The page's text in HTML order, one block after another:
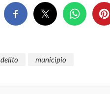
delito municipio